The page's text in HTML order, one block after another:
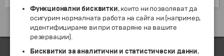
Екскурзии и почивки до Испания »
Функционални бисквитки, които ни позволяват да
осигурим нормалната работа на сайта ни (например,
идентифицираме ви при отваряне на вашите
резервации).
Бисквитки за аналитични и статистически данни,